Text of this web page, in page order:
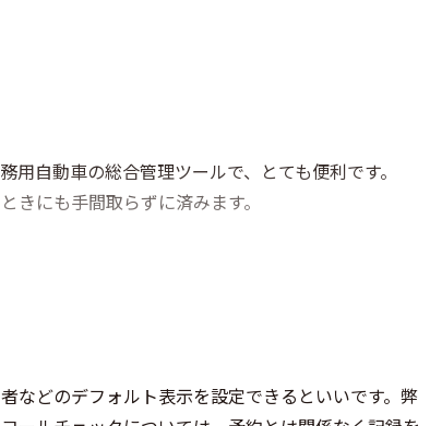
自動車の総合管理ツールで、とても便利です。
きにも手間取らずに済みます。
などのデフォルト表示を設定できるといいです。弊